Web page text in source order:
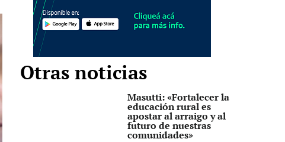
Otras noticias
Masutti: «Fortalecer la
educación rural es
apostar al arraigo y al
futuro de nuestras
comunidades»